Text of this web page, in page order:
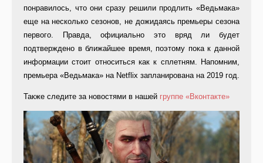
понравилось, что они сразу решили продлить «Ведьмака»
еще на несколько сезонов, не дожидаясь премьеры сезона
первого. Правда, официально это вряд ли будет
подтверждено в ближайшее время, поэтому пока к данной
информации стоит относиться как к сплетням. Напомним,
премьера «Ведьмака» на Netflix запланирована на 2019 год.
Также следите за новостями в нашей группе «Вконтакте»